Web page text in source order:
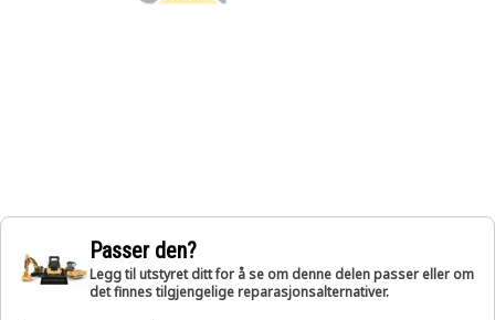
Passer den?
Legg til utstyret ditt for å se om denne delen passer eller om
det finnes tilgjengelige reparasjonsalternativer.